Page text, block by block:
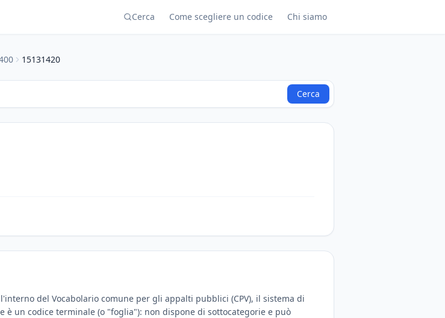
Cerca Come scegliere un codice Chi siamo
15131420
Cerca
del Vocabolario comune per gli appalti pubblici (CPV), il sistema di
è un codice terminale (o "foglia"): non dispone di sottocategorie e può